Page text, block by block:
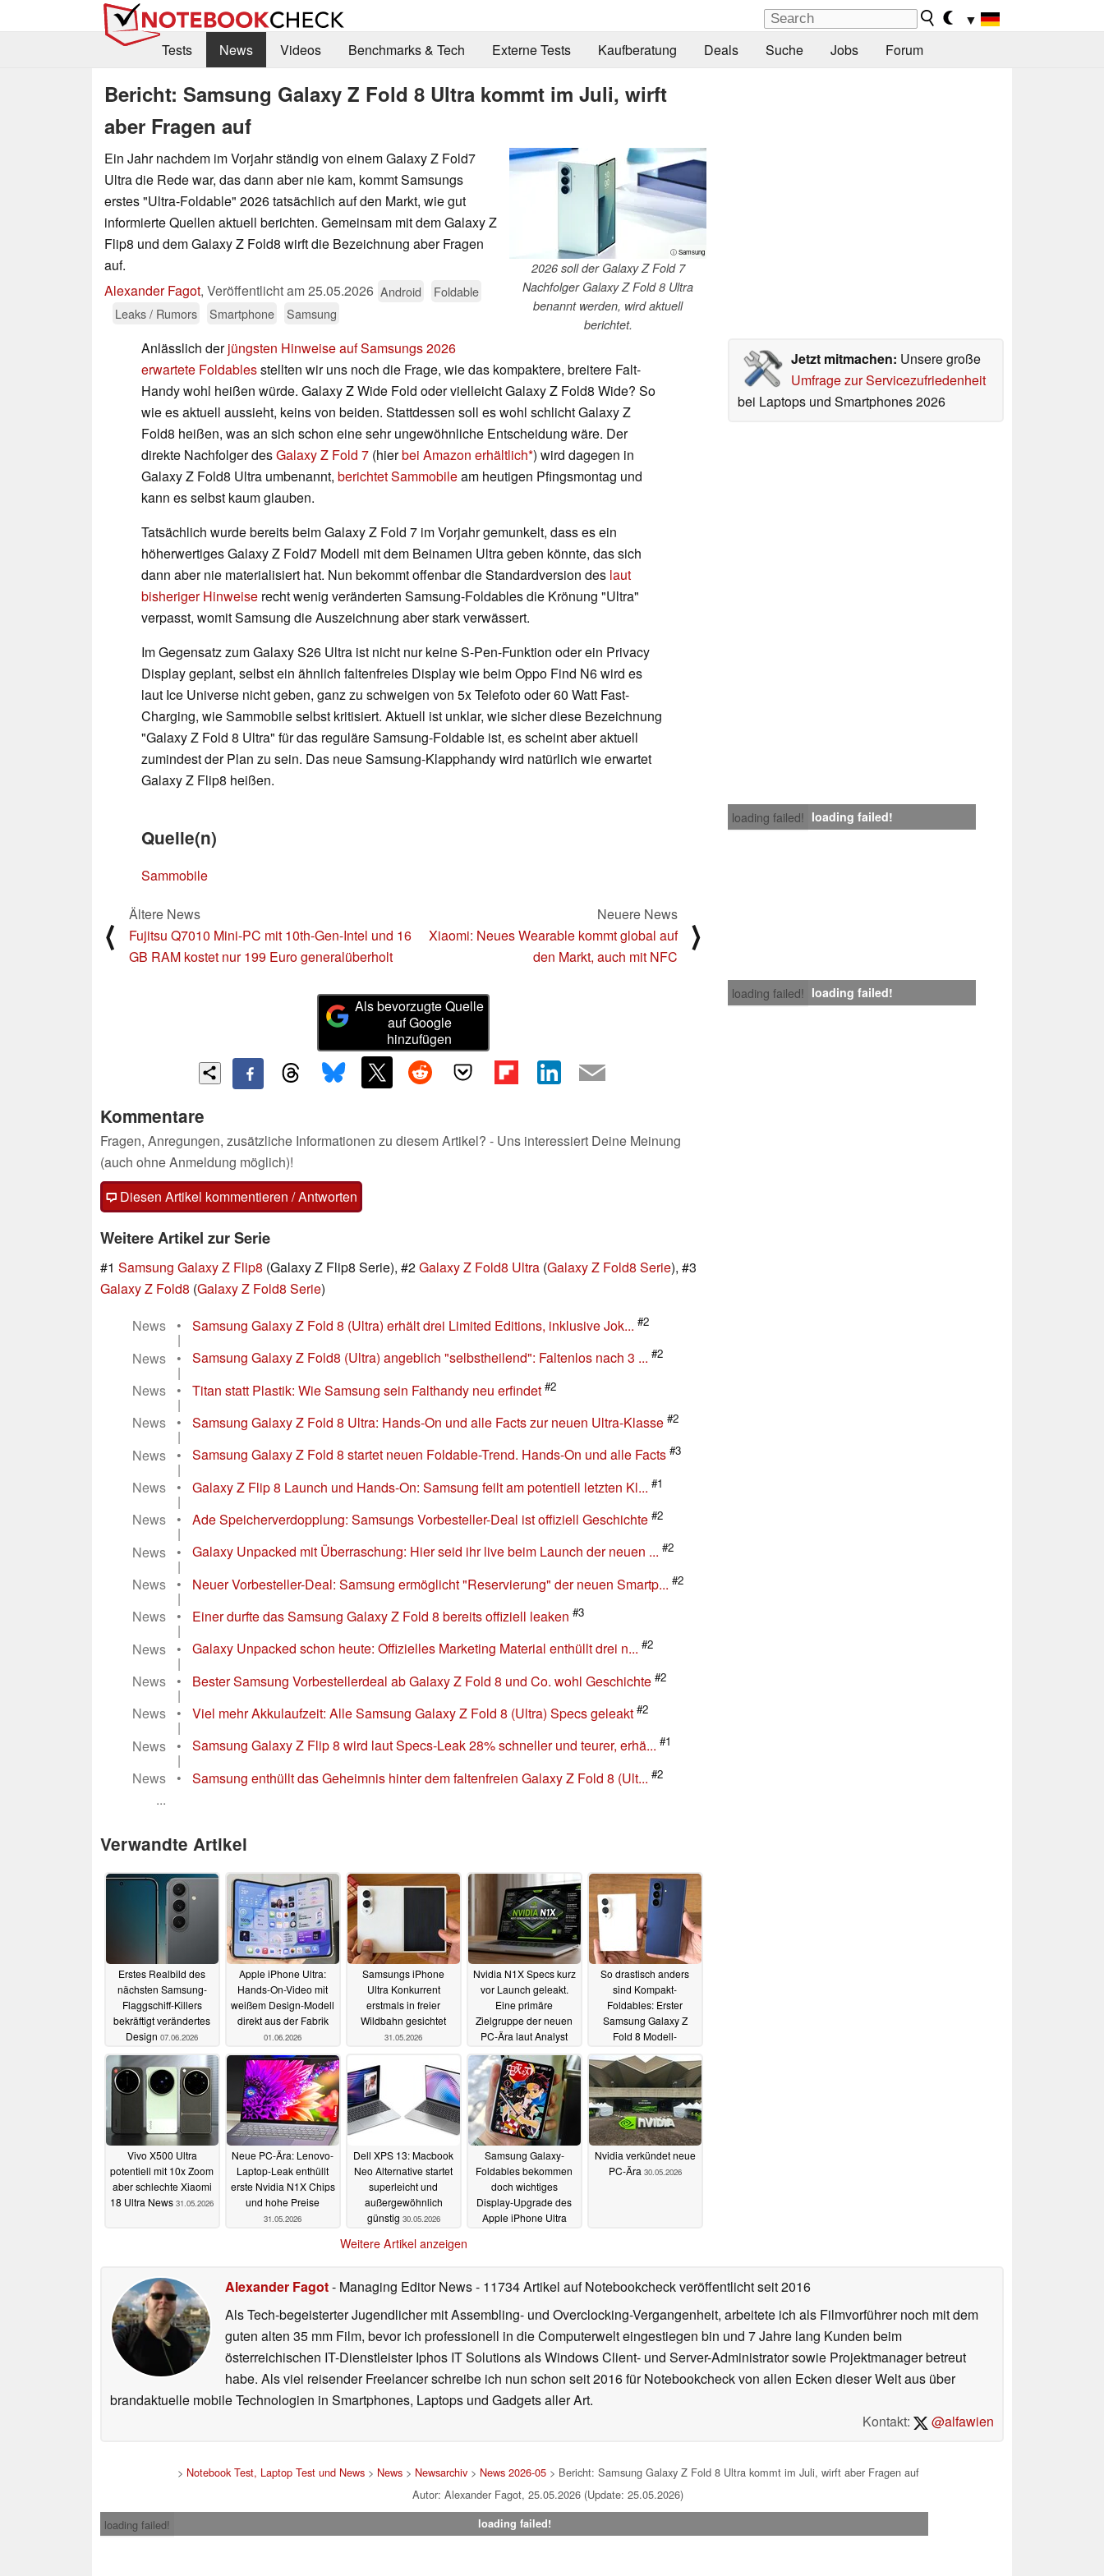
▼
Tests
News Videos Benchmarks & Tech Externe Tests Kaufberatung Deals Suche Jobs Forum
Bericht: Samsung Galaxy Z Fold 8 Ultra kommt im Juli, wirft
aber Fragen auf
ⓘ Samsung
2026 soll der Galaxy Z Fold 7
Nachfolger Galaxy Z Fold 8 Ultra
benannt werden, wird aktuell
berichtet.
Ein Jahr nachdem im Vorjahr ständig von einem Galaxy Z Fold7
Ultra die Rede war, das dann aber nie kam, kommt Samsungs
erstes "Ultra-Foldable" 2026 tatsächlich auf den Markt, wie gut
informierte Quellen aktuell berichten. Gemeinsam mit dem Galaxy Z
Flip8 und dem Galaxy Z Fold8 wirft die Bezeichnung aber Fragen
auf.
Alexander Fagot, Veröffentlicht am25.05.2026 Android
Foldable
Leaks / Rumors
Smartphone Samsung
Jetzt mitmachen: Unsere große
Umfrage zur Servicezufriedenheit
bei Laptops und Smartphones 2026
Anlässlich derjüngsten Hinweise auf Samsungs 2026
erwartete Foldablesstellten wir uns noch die Frage, wie das kompaktere, breitere Falt-
Handy wohl heißen würde. Galaxy Z Wide Fold oder vielleicht Galaxy Z Fold8 Wide? So
wie es aktuell aussieht, keins von beiden. Stattdessen soll es wohl schlicht Galaxy Z
Fold8 heißen, was an sich schon eine sehr ungewöhnliche Entscheidung wäre. Der
direkte Nachfolger desGalaxy Z Fold 7 (hierbei Amazon erhältlich ) wird dagegen in
Galaxy Z Fold8 Ultra umbenannt, berichtet Sammobileam heutigen Pfingsmontag und
kann es selbst kaum glauben.
Tatsächlich wurde bereits beim Galaxy Z Fold 7 im Vorjahr gemunkelt, dass es ein
höherwertiges Galaxy Z Fold7 Modell mit dem Beinamen Ultra geben könnte, das sich
dann aber nie materialisiert hat. Nun bekommt offenbar die Standardversion des laut
bisheriger Hinweise recht wenig veränderten Samsung-Foldables die Krönung "Ultra"
verpasst, womit Samsung die Auszeichnung aber stark verwässert.
Im Gegensatz zum Galaxy S26 Ultra ist nicht nur keine S-Pen-Funktion oder ein Privacy
Display geplant, selbst ein ähnlich faltenfreies Display wie beim Oppo Find N6 wird es
laut Ice Universe nicht geben, ganz zu schweigen von 5x Telefoto oder 60 Watt Fast-
Charging, wie Sammobile selbst kritisiert. Aktuell ist unklar, wie sicher diese Bezeichnung
"Galaxy Z Fold 8 Ultra" für das reguläre Samsung-Foldable ist, es scheint aber aktuell
zumindest der Plan zu sein. Das neue Samsung-Klapphandy wird natürlich wie erwartet
Galaxy Z Flip8 heißen.
loading failed! loading failed!
Quelle(n)
Sammobile
⟨
Ältere News
Fujitsu Q7010 Mini-PC mit 10th-Gen-Intel und 16
GB RAM kostet nur 199 Euro generalüberholt
Neuere News
Xiaomi: Neues Wearable kommt global auf
den Markt, auch mit NFC
⟩
loading failed! loading failed!
Als bevorzugte Quelle
auf Google
hinzufügen
Kommentare
Fragen, Anregungen, zusätzliche Informationen zu diesem Artikel? - Uns interessiert Deine Meinung
(auch ohne Anmeldung möglich)!
Diesen Artikel kommentieren / Antworten
Weitere Artikel zur Serie
#1 Samsung Galaxy Z Flip8 (Galaxy Z Flip8 Serie), #2Galaxy Z Fold8 Ultra (Galaxy Z Fold8 Serie), #3
Galaxy Z Fold8 (Galaxy Z Fold8 Serie)
News
• Samsung Galaxy Z Fold 8 (Ultra) erhält drei Limited Editions, inklusive Jok... #2
|
News
• Samsung Galaxy Z Fold8 (Ultra) angeblich "selbstheilend": Faltenlos nach 3 ... #2
|
News
• Titan statt Plastik: Wie Samsung sein Falthandy neu erfindet #2
|
News
• Samsung Galaxy Z Fold 8 Ultra: Hands-On und alle Facts zur neuen Ultra-Klasse #2
|
News
• Samsung Galaxy Z Fold 8 startet neuen Foldable-Trend. Hands-On und alle Facts #3
|
News
• Galaxy Z Flip 8 Launch und Hands-On: Samsung feilt am potentiell letzten Kl... #1
|
News
• Ade Speicherverdopplung: Samsungs Vorbesteller-Deal ist offiziell Geschichte #2
|
News
• Galaxy Unpacked mit Überraschung: Hier seid ihr live beim Launch der neuen ... #2
|
News
• Neuer Vorbesteller-Deal: Samsung ermöglicht "Reservierung" der neuen Smartp... #2
|
News
• Einer durfte das Samsung Galaxy Z Fold 8 bereits offiziell leaken #3
|
News
• Galaxy Unpacked schon heute: Offizielles Marketing Material enthüllt drei n... #2
|
News
• Bester Samsung Vorbestellerdeal ab Galaxy Z Fold 8 und Co. wohl Geschichte #2
|
News
• Viel mehr Akkulaufzeit: Alle Samsung Galaxy Z Fold 8 (Ultra) Specs geleakt #2
|
News
• Samsung Galaxy Z Flip 8 wird laut Specs-Leak 28% schneller und teurer, erhä... #1
|
News
• Samsung enthüllt das Geheimnis hinter dem faltenfreien Galaxy Z Fold 8 (Ult... #2
...
Verwandte Artikel
Erstes Realbild des
nächsten Samsung-
Flaggschiff-Killers
bekräftigt verändertes
Design 07.06.2026
Apple iPhone Ultra:
Hands-On-Video mit
weißem Design-Modell
direkt aus der Fabrik
01.06.2026
Samsungs iPhone
Ultra Konkurrent
erstmals in freier
Wildbahn gesichtet
31.05.2026
Nvidia N1X Specs kurz
vor Launch geleakt.
Eine primäre
Zielgruppe der neuen
PC-Ära laut Analyst
31.05.2026
So drastisch anders
sind Kompakt-
Foldables: Erster
Samsung Galaxy Z
Fold 8 Modell-
31.05.2026
Vivo X500 Ultra
potentiell mit 10x Zoom
aber schlechte Xiaomi
18 Ultra News 31.05.2026
Neue PC-Ära: Lenovo-
Laptop-Leak enthüllt
erste Nvidia N1X Chips
und hohe Preise
31.05.2026
Dell XPS 13: Macbook
Neo Alternative startet
superleicht und
außergewöhnlich
günstig 30.05.2026
Samsung Galaxy-
Foldables bekommen
doch wichtiges
Display-Upgrade des
Apple iPhone Ultra
Nvidia verkündet neue
PC-Ära 30.05.2026
Weitere Artikel anzeigen
Alexander Fagot- Managing Editor News- 11734 Artikel auf Notebookcheck veröffentlichtseit 2016
Als Tech-begeisterter Jugendlicher mit Assembling- und Overclocking-Vergangenheit, arbeitete ich als Filmvorführer noch mit dem
guten alten 35 mm Film, bevor ich professionell in die Computerwelt eingestiegen bin und 7 Jahre lang Kunden beim
österreichischen IT-Dienstleister Iphos IT Solutions als Windows Client- und Server-Administrator sowie Projektmanager betreut
habe. Als viel reisender Freelancer schreibe ich nun schon seit 2016 für Notebookcheck von allen Ecken dieser Welt aus über
brandaktuelle mobile Technologien in Smartphones, Laptops und Gadgets aller Art.
Kontakt:
@alfawien
> Notebook Test, Laptop Test und News> News> Newsarchiv> News 2026-05> Bericht: Samsung Galaxy Z Fold 8 Ultra kommt im Juli, wirft aber Fragen auf
Autor: Alexander Fagot, 25.05.2026 (Update: 25.05.2026)
loading failed!
loading failed!